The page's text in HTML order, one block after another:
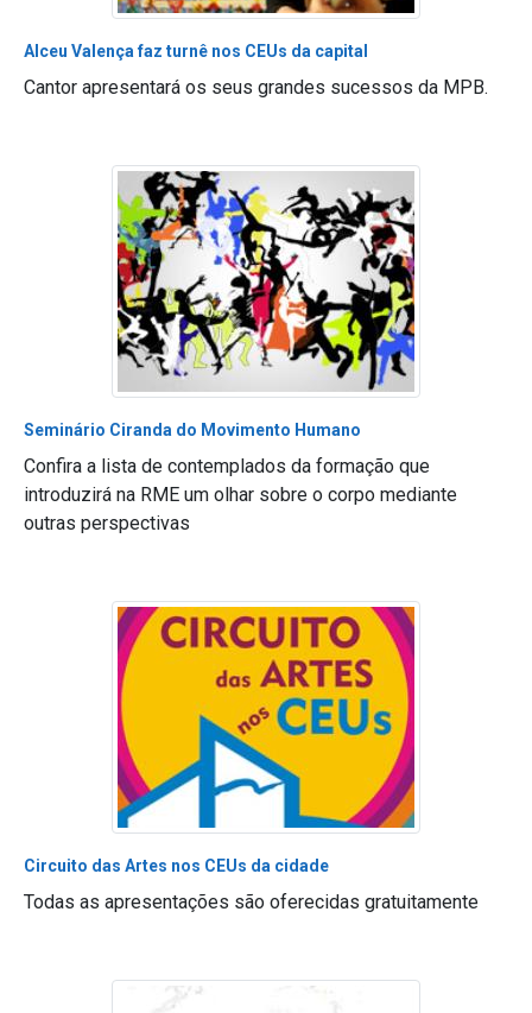
Alceu Valença faz turnê nos CEUs da capital
Cantor apresentará os seus grandes sucessos da MPB.
Seminário Ciranda do Movimento Humano
Confira a lista de contemplados da formação que
introduzirá na RME um olhar sobre o corpo mediante
outras perspectivas
Circuito das Artes nos CEUs da cidade
Todas as apresentações são oferecidas gratuitamente